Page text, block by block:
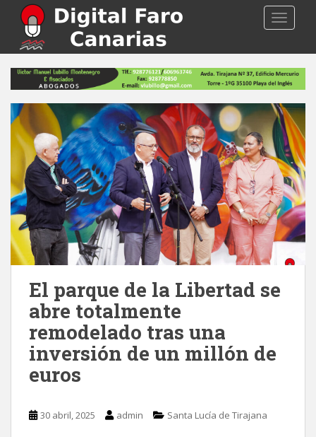
p
El parque de la Libertad se
abre totalmente
remodelado tras una
inversión de un millón de
euros
30 abril, 2025 admin Santa Lucía de Tirajana